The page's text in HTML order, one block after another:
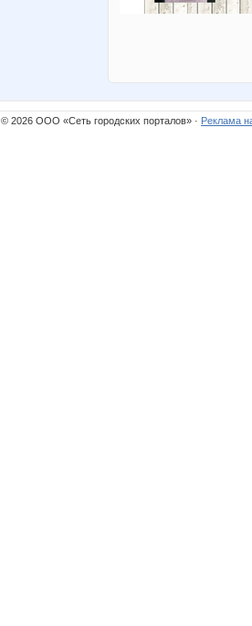
© 2026 ООО «Сеть городских порталов» · Реклама